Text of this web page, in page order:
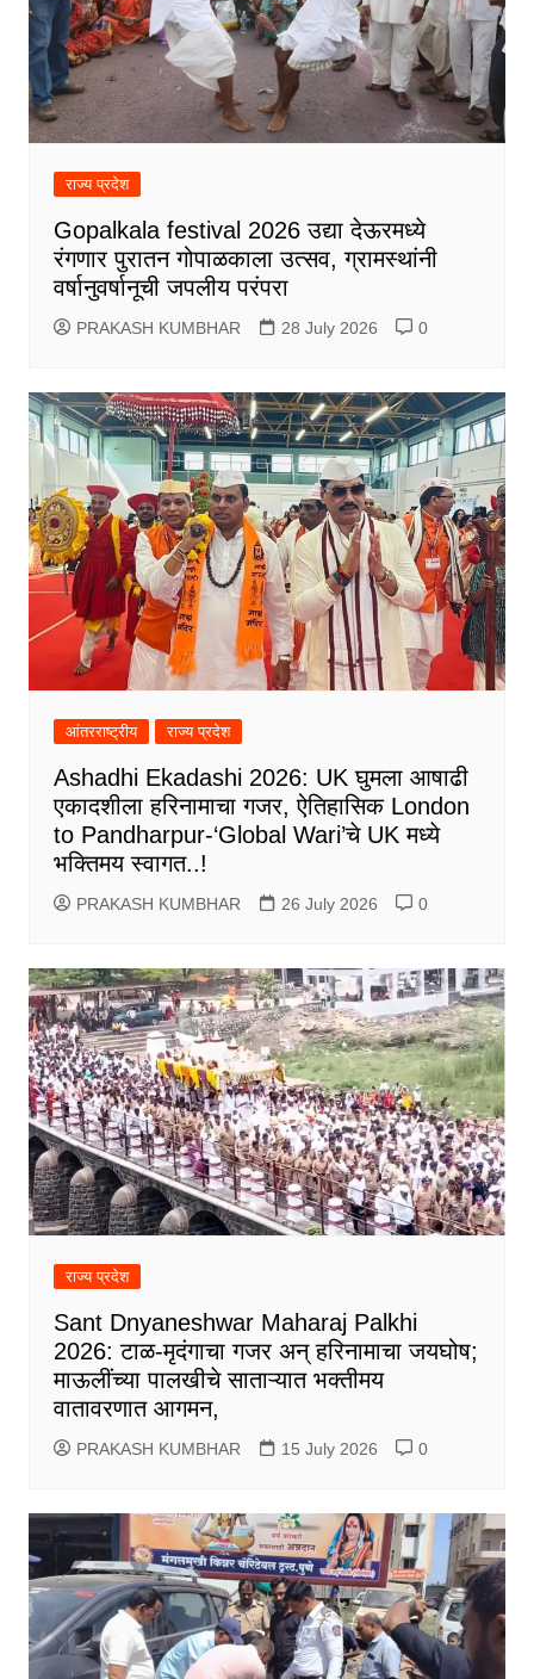
राज्य प्रदेश
Gopalkala festival 2026 उद्या देऊरमध्ये
रंगणार पुरातन गोपाळकाला उत्सव, ग्रामस्थांनी
वर्षानुवर्षानूची जपलीय परंपरा
PRAKASH KUMBHAR 28 July 2026 0
आंतरराष्ट्रीय राज्य प्रदेश
Ashadhi Ekadashi 2026: UK घुमला आषाढी
एकादशीला हरिनामाचा गजर, ऐतिहासिक London
to Pandharpur-‘Global Wari’चे UK मध्ये
भक्तिमय स्वागत..!
PRAKASH KUMBHAR 26 July 2026 0
राज्य प्रदेश
Sant Dnyaneshwar Maharaj Palkhi
2026: टाळ-मृदंगाचा गजर अन् हरिनामाचा जयघोष;
माऊलींच्या पालखीचे साताऱ्यात भक्तीमय
वातावरणात आगमन,
PRAKASH KUMBHAR 15 July 2026 0